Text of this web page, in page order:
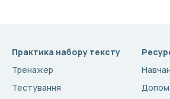
Практика набору тексту
Тренажер
Тестування